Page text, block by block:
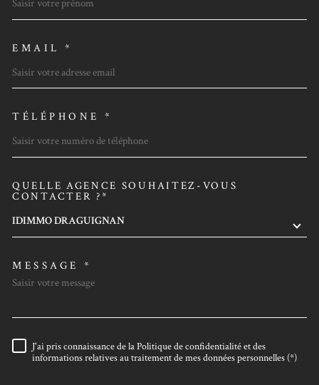
EMAIL *
TÉLÉPHONE *
QUELLE AGENCE SOUHAITEZ-VOUS
CONTACTER ?*
IDIMMO DRAGUIGNAN
MESSAGE *
RÈGLEMENTATION
J'ai pris connaissance de la Politique de confidentialité et des
informations relatives au traitement de mes données personnelles (*)